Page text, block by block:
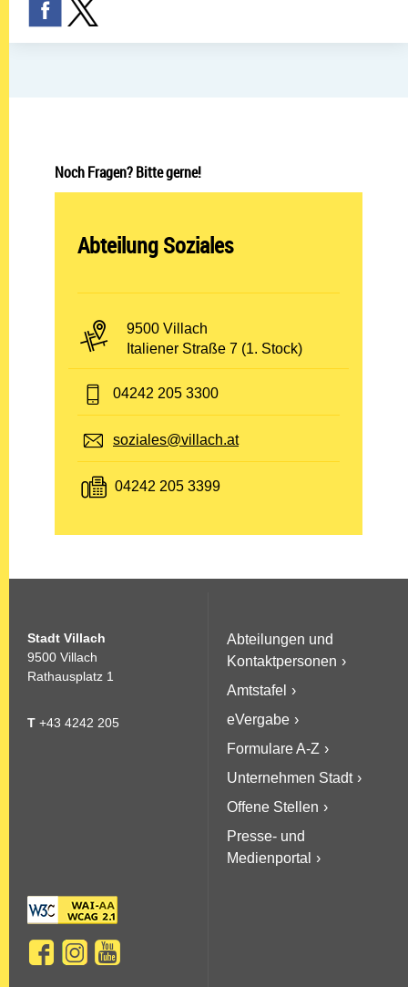
Noch Fragen? Bitte gerne!
Abteilung öffnen:
Abteilung Soziales
PLZ und Ort:
9500 Villach
Adresse:
Italiener Straße 7 (1. Stock)
Telefon:
04242 205 3300
E-Mail:
soziales@villach.at
Fax:
04242 205 3399
Stadt Villach
9500 Villach
Rathausplatz 1
T +43 4242 205
Abteilungen und
Kontaktpersonen
Amtstafel
eVergabe
Formulare A-Z
Unternehmen Stadt
Offene Stellen
Presse- und
Medienportal